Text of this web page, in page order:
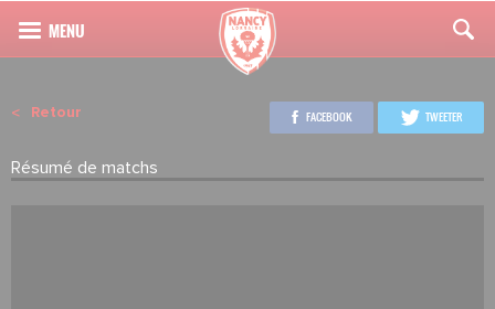
Retour
Résumé de matchs
FACEBOOK TWEETER